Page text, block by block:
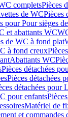
completsPièces
de WCPièces
pour Pour sièges
et abattants WC
de WC à fond plat
à fond creux
Abattants WC
Pièces détachées
Pièces détachées
détachées pour
pour enfants
Matériel de
et commandes